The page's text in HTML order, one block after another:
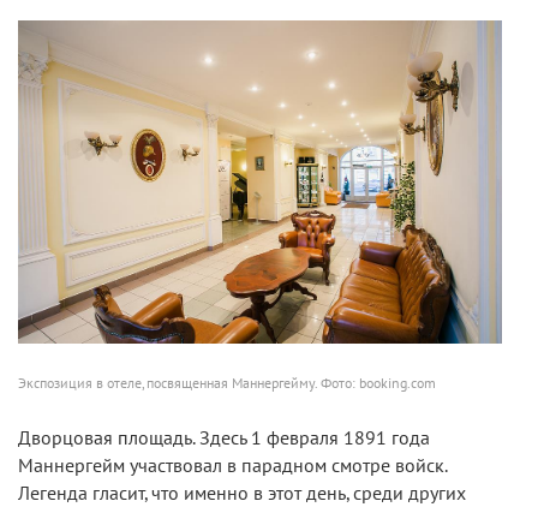
Экспозиция в отеле, посвященная Маннергейму. Фото: booking.com
Дворцовая площадь.Здесь 1 февраля 1891 года
Маннергейм участвовал в парадном смотре войск.
Легенда гласит, что именно в этот день, среди других